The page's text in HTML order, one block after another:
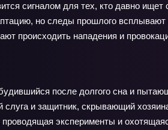
сигналом для тех, кто давно
но следы прошлого
происходить нападения и
после долгого сна и
и защитник, скрывающий
эксперименты и